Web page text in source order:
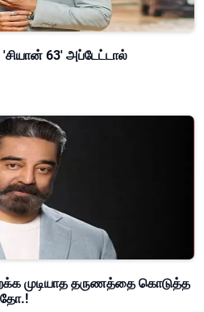
'சியான் 63' அப்டேட்டால்
முடியாத தருணத்தை கொடுத்த